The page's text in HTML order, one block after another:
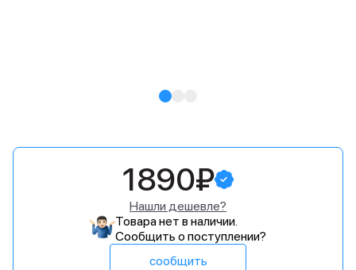
1890₽
Нашли дешевле?
Товара нет в наличии.
Сообщить о поступлении?
сообщить